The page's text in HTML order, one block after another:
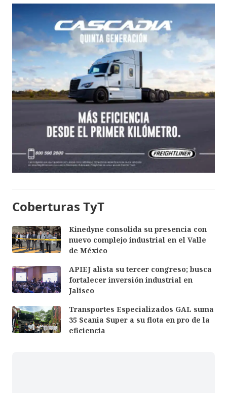
Coberturas TyT
Kinedyne consolida su presencia con
nuevo complejo industrial en el Valle
de México
APIEJ alista su tercer congreso; busca
fortalecer inversión industrial en
Jalisco
Transportes Especializados GAL suma
35 Scania Super a su flota en pro de la
eficiencia